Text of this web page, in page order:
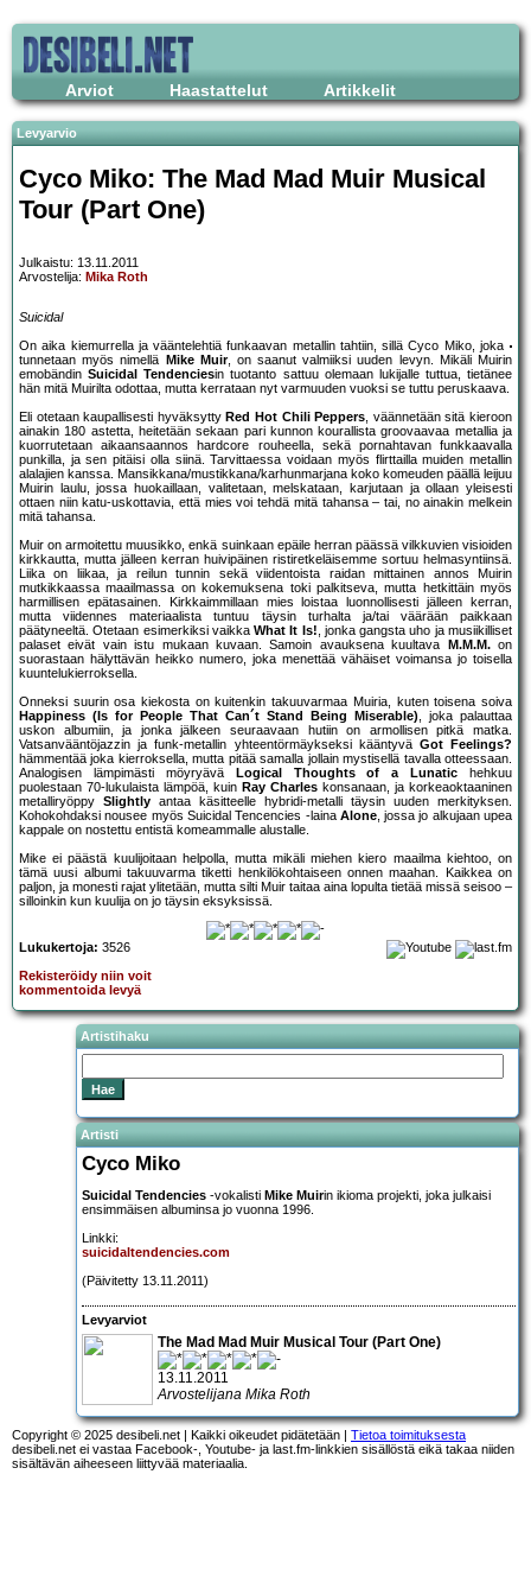
Arviot Haastattelut Artikkelit
Levyarvio
Cyco Miko: The Mad Mad Muir Musical
Tour (Part One)
Julkaistu: 13.11.2011
Arvostelija: Mika Roth
Suicidal
On aika kiemurrella ja vääntelehtiä funkaavan metallin tahtiin, sillä Cyco Miko, joka
tunnetaan myös nimellä
Mike Muir, on saanut valmiiksi uuden levyn. Mikäli Muirin
emobändinSuicidal Tendenciesin tuotanto sattuu olemaan lukijalle tuttua, tietänee
hän mitä Muirilta odottaa, mutta kerrataan nyt varmuuden vuoksi se tuttu peruskaava.
Eli otetaan kaupallisesti hyväksytty Red Hot Chili Peppers, väännetään sitä kieroon
ainakin 180 astetta, heitetään sekaan pari kunnon kourallista groovaavaa metallia ja
kuorrutetaan aikaansaannos hardcore rouheella, sekä pornahtavan funkkaavalla
punkilla, ja sen pitäisi olla siinä. Tarvittaessa voidaan myös flirttailla muiden metallin
alalajien kanssa. Mansikkana/mustikkana/karhunmarjana koko komeuden päällä leijuu
Muirin laulu, jossa huokaillaan, valitetaan, melskataan, karjutaan ja ollaan yleisesti
ottaen niin katu-uskottavia, että mies voi tehdä mitä tahansa – tai, no ainakin melkein
mitä tahansa.
Muir on armoitettu muusikko, enkä suinkaan epäile herran päässä vilkkuvien visioiden
kirkkautta, mutta jälleen kerran huivipäinen ristiretkeläisemme sortuu helmasyntiinsä.
Liika on liikaa, ja reilun tunnin sekä viidentoista raidan mittainen annos Muirin
mutkikkaassa maailmassa on kokemuksena toki palkitseva, mutta hetkittäin myös
harmillisen epätasainen. Kirkkaimmillaan mies loistaa luonnollisesti jälleen kerran,
mutta viidennes materiaalista tuntuu täysin turhalta ja/tai väärään paikkaan
päätyneeltä. Otetaan esimerkiksi vaikkaWhat It Is!, jonka gangsta uho ja musiikilliset
palaset eivät vain istu mukaan kuvaan. Samoin avauksena kuultava
M.M.M.on
suorastaan hälyttävän heikko numero, joka menettää vähäiset voimansa jo toisella
kuuntelukierroksella.
Onneksi suurin osa kiekosta on kuitenkin takuuvarmaa Muiria, kuten toisena soiva
Happiness (Is for People That Can´t Stand Being Miserable), joka palauttaa
uskon albumiin, ja jonka jälkeen seuraavaan hutiin on armollisen pitkä matka.
Vatsanvääntöjazzin ja funk-metallin yhteentörmäykseksi kääntyvä Got Feelings?
hämmentää joka kierroksella, mutta pitää samalla jollain mystisellä tavalla otteessaan.
Analogisen lämpimästi möyryävä
Logical Thoughts of a Lunatic hehkuu
puolestaan 70-lukulaista lämpöä, kuin Ray Charles konsanaan, ja korkeaoktaaninen
metalliryöppy Slightly antaa käsitteelle hybridi-metalli täysin uuden merkityksen.
Kohokohdaksi nousee myös Suicidal Tencencies -laina Alone, jossa jo alkujaan upea
kappale on nostettu entistä komeammalle alustalle.
Mike ei päästä kuulijoitaan helpolla, mutta mikäli miehen kiero maailma kiehtoo, on
tämä uusi albumi takuuvarma tiketti henkilökohtaiseen onnen maahan. Kaikkea on
paljon, ja monesti rajat ylitetään, mutta silti Muir taitaa aina lopulta tietää missä seisoo –
silloinkin kun kuulija on jo täysin eksyksissä.
Lukukertoja: 3526
Rekisteröidy niin voit
kommentoida levyä
Artistihaku
Artisti
Cyco Miko
Suicidal Tendencies -vokalisti Mike Muirin ikioma projekti, joka julkaisi
ensimmäisen albuminsa jo vuonna 1996.
Linkki:
suicidaltendencies.com
(Päivitetty 13.11.2011)
Levyarviot
The Mad Mad Muir Musical Tour (Part One)
13.11.2011
Arvostelijana Mika Roth
Copyright © 2025 desibeli.net | Kaikki oikeudet pidätetään | Tietoa toimituksesta
desibeli.net ei vastaa Facebook-, Youtube- ja last.fm-linkkien sisällöstä eikä takaa niiden
sisältävän aiheeseen liittyvää materiaalia.